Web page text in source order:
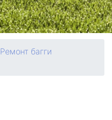
Ремонт багги